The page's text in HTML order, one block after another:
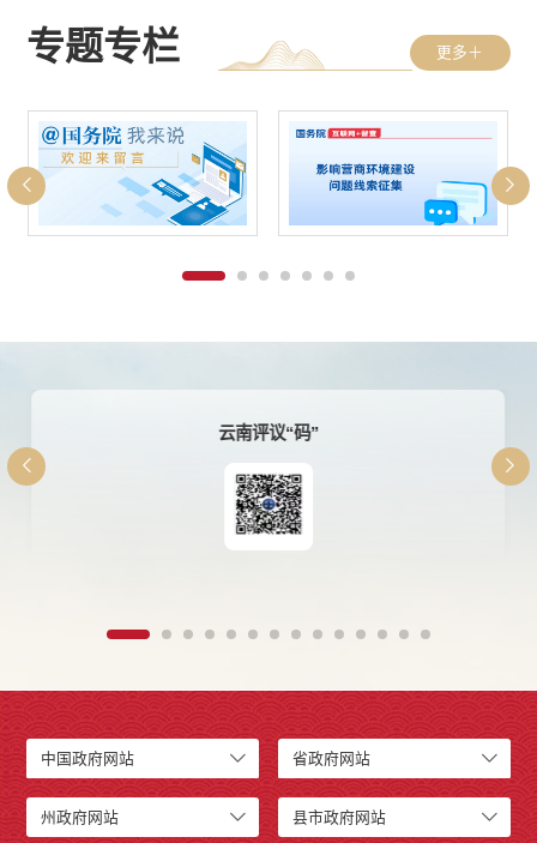
专题专栏 更多＋
红河州食品安全“你点我检 服务惠民生”民意征集调
中国政府网站 省政府网站
州政府网站 县市政府网站